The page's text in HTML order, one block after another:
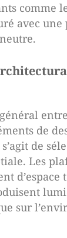
comme
avec une
entre
de
de
Les
d’espace
sur